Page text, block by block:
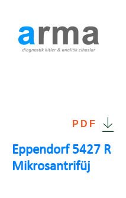
PDF
Eppendorf 5427 R
Mikrosantrifüj